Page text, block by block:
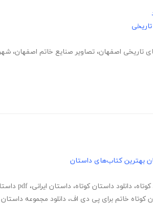
تاریخی اصفهان، تصاویر صنایع خاتم اصفهان،
بهترین کتاب‌های داستان
، دانلود داستان کوتاه، داستان ایرانی، pdf داستان رایگان
کوتاه خاتم برای پی دی اف، دانلود مجموعه